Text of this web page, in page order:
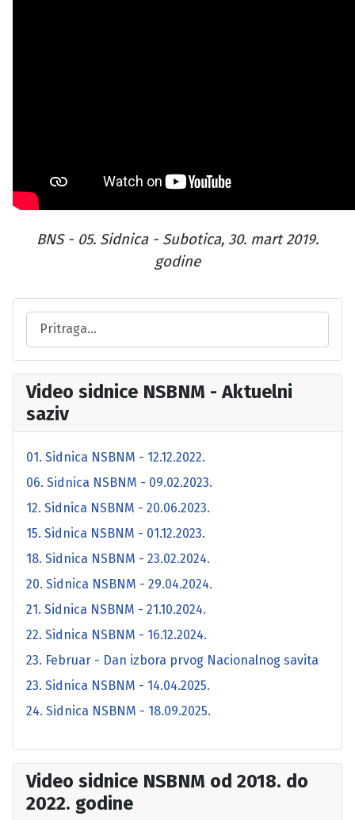
BNS - 05. Sidnica - Subotica, 30. mart 2019.
godine
Video sidnice NSBNM - Aktuelni
saziv
01. Sidnica NSBNM - 12.12.2022.
06. Sidnica NSBNM - 09.02.2023.
12. Sidnica NSBNM - 20.06.2023.
15. Sidnica NSBNM - 01.12.2023.
18. Sidnica NSBNM - 23.02.2024.
20. Sidnica NSBNM - 29.04.2024.
21. Sidnica NSBNM - 21.10.2024.
22. Sidnica NSBNM - 16.12.2024.
23. Februar - Dan izbora prvog Nacionalnog savita
23. Sidnica NSBNM - 14.04.2025.
24. Sidnica NSBNM - 18.09.2025.
Video sidnice NSBNM od 2018. do
2022. godine